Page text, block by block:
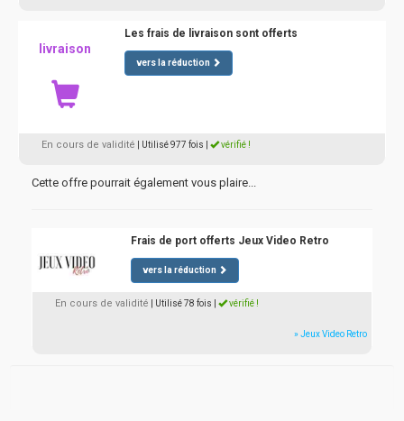
livraison
Les frais de livraison sont offerts
vers la réduction
En cours de validité | Utilisé 977 fois vérifié !
Cette offre pourrait également vous plaire...
Frais de port offerts Jeux Video Retro
vers la réduction
En cours de validité | Utilisé 78 fois vérifié !
» Jeux Video Retro